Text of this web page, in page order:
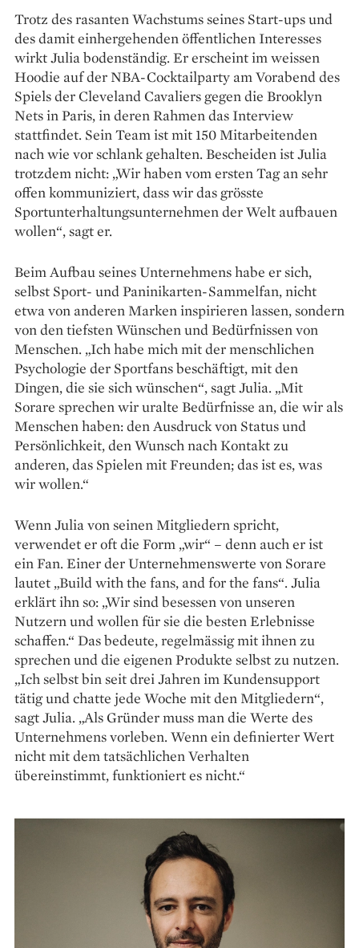
Trotz des rasanten Wachs­tums seines Start-ups und
des damit einhergehenden öffentlichen In­teresses
wirkt Julia bodenständig. Er erscheint im weissen
Hoodie auf der NBA-Cocktailparty am Vorabend des
Spiels der Cleveland Cavaliers gegen die Brooklyn
Nets in Paris, in deren Rahmen das Interview
stattfindet. Sein Team ist mit 150 Mitarbeitenden
nach wie vor schlank gehalten. Bescheiden ist Julia
trotzdem nicht: „Wir haben vom ersten Tag an sehr
offen kommuniziert, dass wir das grösste
Sportunterhaltungsunternehmen der Welt aufbauen
wollen“, sagt er.
Beim Aufbau seines Unter­nehmens habe er sich,
selbst Sport- und Paninikarten-Sammelfan, nicht
etwa von anderen Marken inspirieren lassen, sondern
von den tiefsten Wünschen und Bedürfnissen von
Menschen. „Ich habe mich mit der menschlichen
Psychologie der Sportfans beschäftigt, mit den
Dingen, die sie sich wünschen“, sagt Julia. „Mit
Sorare sprechen wir uralte Bedürfnisse an, die wir als
Menschen haben: den Ausdruck von Status und
Persönlichkeit, den Wunsch nach Kontakt zu
anderen, das Spielen mit Freunden; das ist es, was
wir wollen.“
Wenn Julia von seinen Mit­gliedern spricht,
verwendet er oft die Form „wir“ – denn auch er ist
ein Fan. Einer der Unternehmenswerte von Sorare
lautet „Build with the fans, and for the fans“. Julia
erklärt ihn so: „Wir sind besessen von unseren
Nutzern und wollen für sie die besten Erlebnisse
schaffen.“ Das bedeute, regelmässig mit ihnen zu
sprechen und die eigenen Produkte selbst zu nutzen.
„Ich selbst bin seit drei Jahren im Kundensupport
tätig und chatte jede Woche mit den Mitgliedern“,
sagt Julia. „Als Gründer muss man die Werte des
Unternehmens vorleben. Wenn ein definierter Wert
nicht mit dem tatsächlichen Verhalten
übereinstimmt, funktioniert es nicht.“